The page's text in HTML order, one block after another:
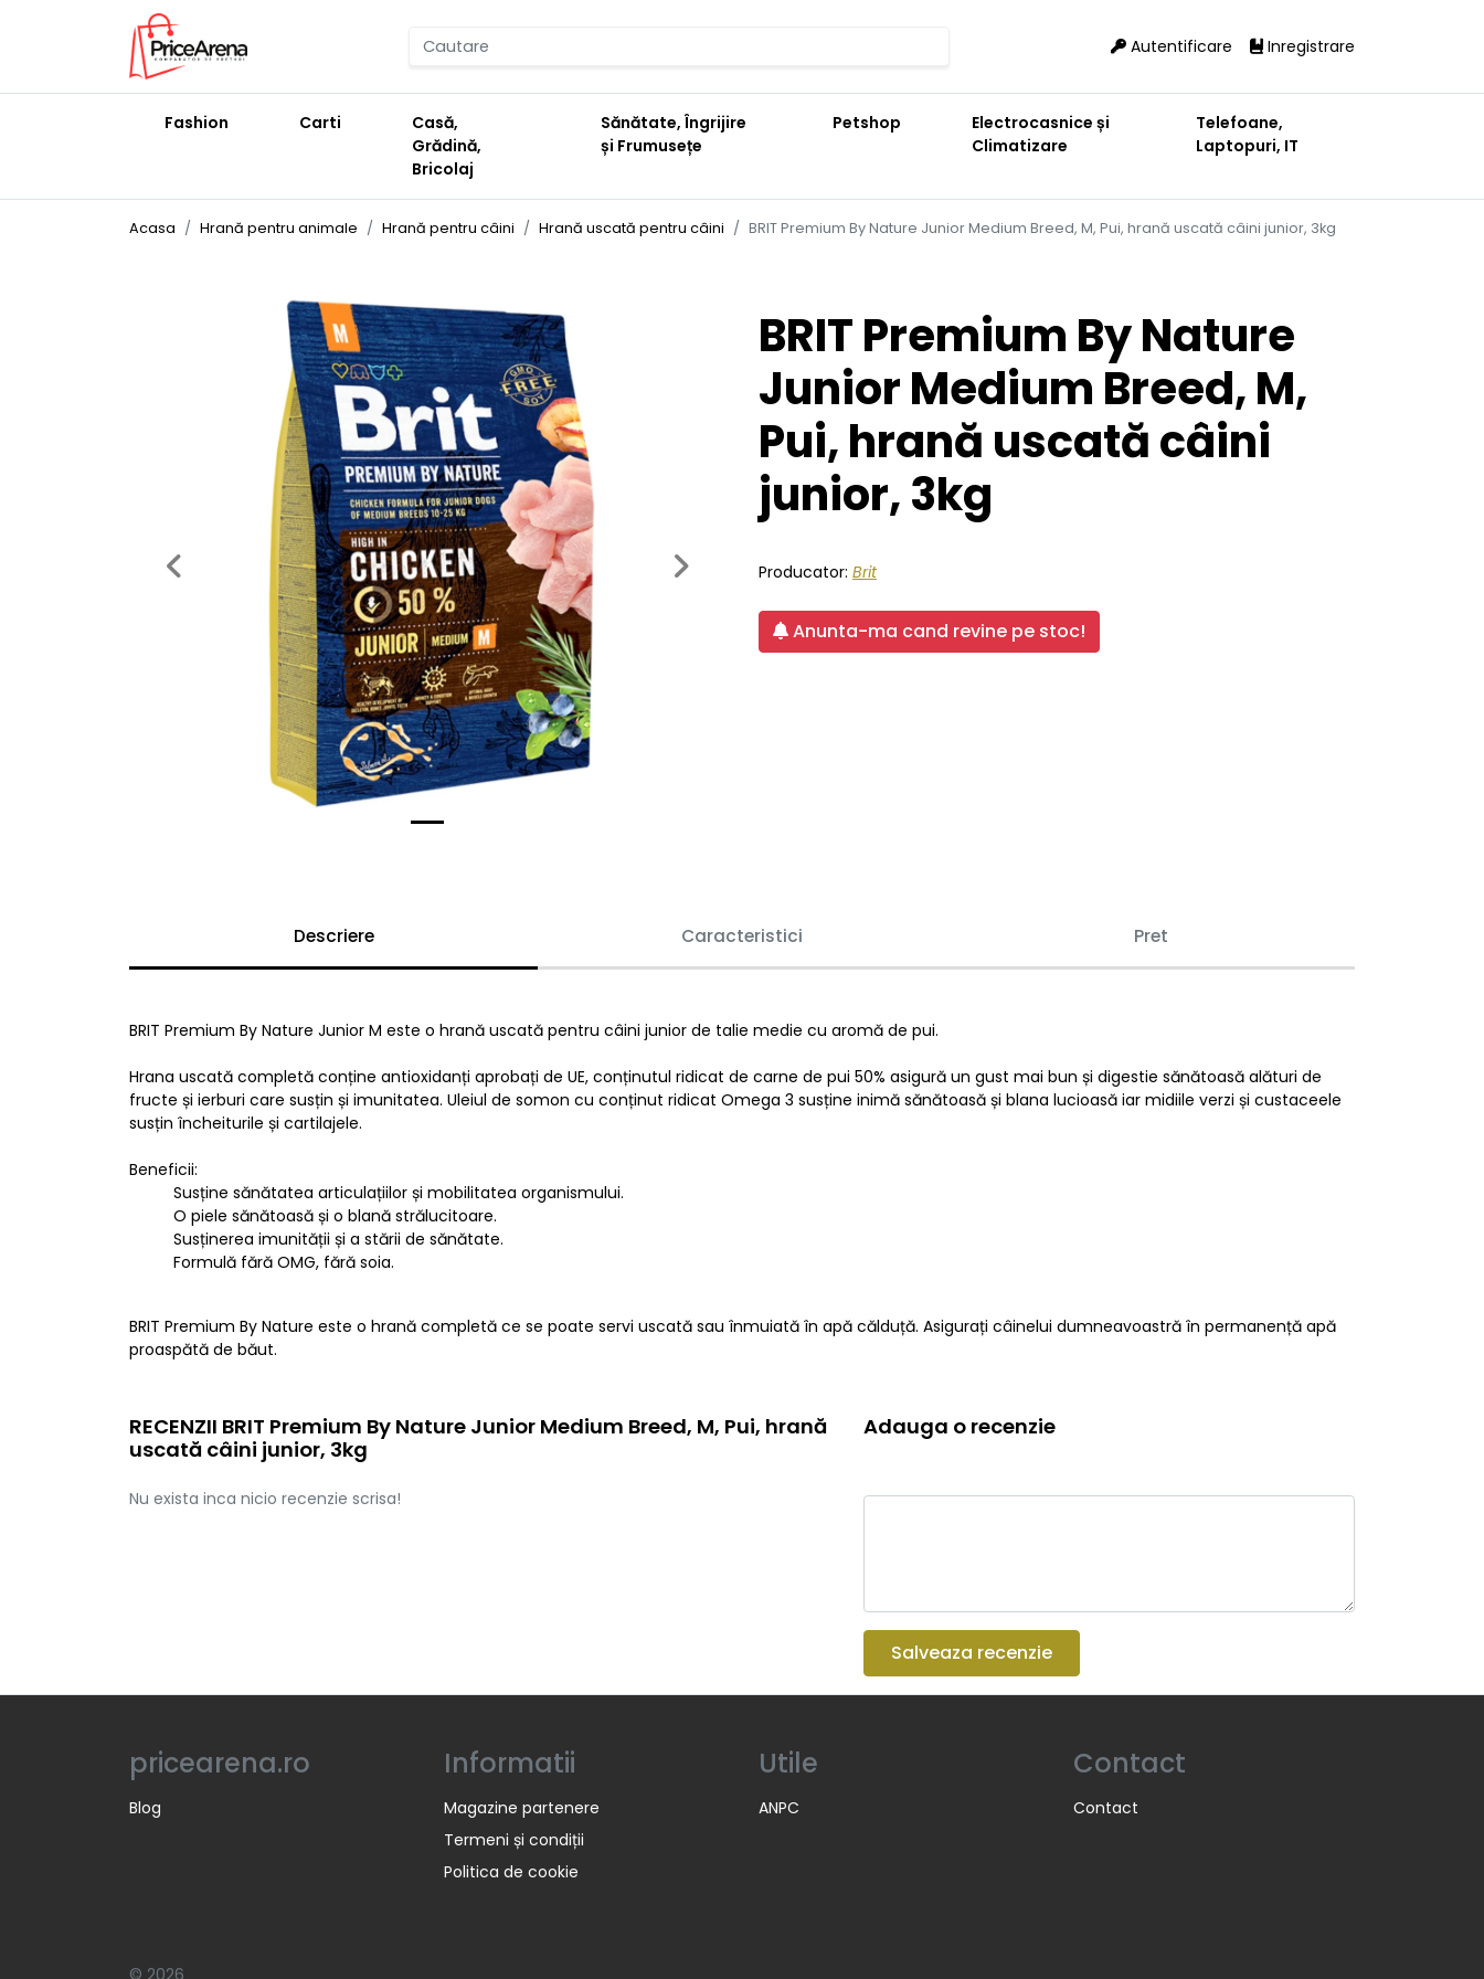
Autentificare Inregistrare
Fashion Carti
Casă,
Grădină,
Bricolaj
Sănătate, Îngrijire
și Frumusețe
Petshop
Electrocasnice și
Climatizare
Telefoane,
Laptopuri, IT
Acasa Hrană pentru animale Hrană pentru câini Hrană uscată pentru câini BRIT Premium By Nature Junior Medium Breed, M, Pui, hrană uscată câini junior, 3kg
Previous Next
BRIT Premium By Nature
Junior Medium Breed, M,
Pui, hrană uscată câini
junior, 3kg
Producator: Brit
Anunta-ma cand revine pe stoc!
Descriere Caracteristici Pret
BRIT Premium By Nature Junior M este o hrană uscată pentru câini junior de talie medie cu aromă de pui.
Hrana uscată completă conține antioxidanți aprobați de UE, conținutul ridicat de carne de pui 50% asigură un gust mai bun și digestie sănătoasă alături de
fructe și ierburi care susțin și imunitatea. Uleiul de somon cu conținut ridicat Omega 3 susține inimă sănătoasă și blana lucioasă iar midiile verzi și custaceele
susțin încheiturile și cartilajele.
Beneficii:
Susține sănătatea articulațiilor și mobilitatea organismului.
O piele sănătoasă și o blană strălucitoare.
Susținerea imunității și a stării de sănătate.
Formulă fără OMG, fără soia.
BRIT Premium By Nature este o hrană completă ce se poate servi uscată sau înmuiată în apă călduță. Asigurați câinelui dumneavoastră în permanență apă
proaspătă de băut.
RECENZII BRIT Premium By Nature Junior Medium Breed, M, Pui, hrană
uscată câini junior, 3kg
Nu exista inca nicio recenzie scrisa!
Adauga o recenzie
Salveaza recenzie
pricearena.ro
Blog
Informatii
Magazine partenere
Termeni și condiții
Politica de cookie
Utile
ANPC
Contact
Contact